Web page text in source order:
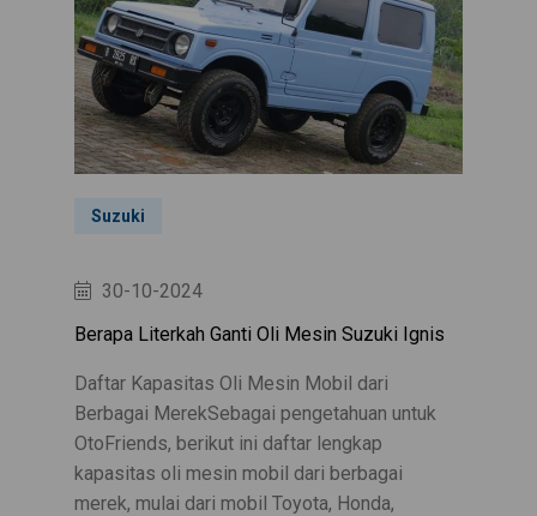
Suzuki
30-10-2024
Berapa Literkah Ganti Oli Mesin Suzuki Ignis
Daftar Kapasitas Oli Mesin Mobil dari
Berbagai MerekSebagai pengetahuan untuk
OtoFriends, berikut ini daftar lengkap
kapasitas oli mesin mobil dari berbagai
merek, mulai dari mobil Toyota, Honda,